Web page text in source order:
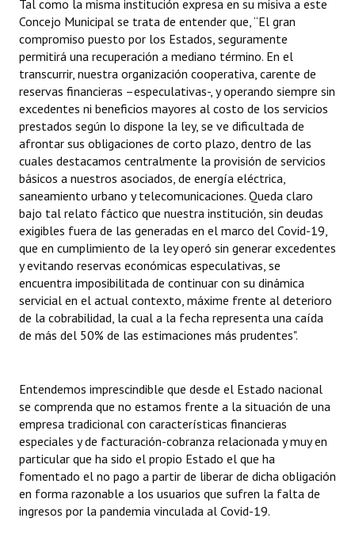
Tal como la misma institución expresa en su misiva a este
Concejo Municipal se trata de entender que, “El gran
compromiso puesto por los Estados, seguramente
permitirá una recuperación a mediano término. En el
transcurrir, nuestra organización cooperativa, carente de
reservas financieras –especulativas-, y operando siempre sin
excedentes ni beneficios mayores al costo de los servicios
prestados según lo dispone la ley, se ve dificultada de
afrontar sus obligaciones de corto plazo, dentro de las
cuales destacamos centralmente la provisión de servicios
básicos a nuestros asociados, de energía eléctrica,
saneamiento urbano y telecomunicaciones. Queda claro
bajo tal relato fáctico que nuestra institución, sin deudas
exigibles fuera de las generadas en el marco del Covid-19,
que en cumplimiento de la ley operó sin generar excedentes
y evitando reservas económicas especulativas, se
encuentra imposibilitada de continuar con su dinámica
servicial en el actual contexto, máxime frente al deterioro
de la cobrabilidad, la cual a la fecha representa una caída
de más del 50% de las estimaciones más prudentes".
Entendemos imprescindible que desde el Estado nacional
se comprenda que no estamos frente a la situación de una
empresa tradicional con características financieras
especiales y de facturación-cobranza relacionada y muy en
particular que ha sido el propio Estado el que ha
fomentado el no pago a partir de liberar de dicha obligación
en forma razonable a los usuarios que sufren la falta de
ingresos por la pandemia vinculada al Covid-19.